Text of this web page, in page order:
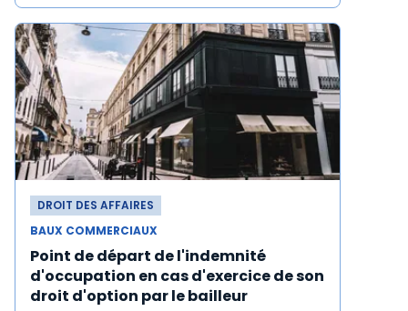
DROIT DES AFFAIRES
BAUX COMMERCIAUX
Point de départ de l'indemnité
d'occupation en cas d'exercice de son
droit d'option par le bailleur